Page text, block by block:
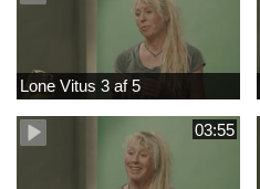
Lone Vitus 3 af 5
03:55